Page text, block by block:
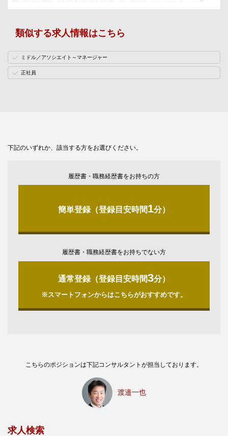
類似する求人情報はこちら
ミドル／アソシエイト～マネージャー
正社員
下記のいずれか、該当する方をお選びください。
履歴書・職務経歴書をお持ちの方
簡単登録（登録目安時間1分）
履歴書・職務経歴書をお持ちでない方
通常登録（登録目安時間3分）
※スマートフォンからはこちらがおすすめです。
こちらのポジションは下記コンサルタントが担当しております。
渡邉一也
求人検索